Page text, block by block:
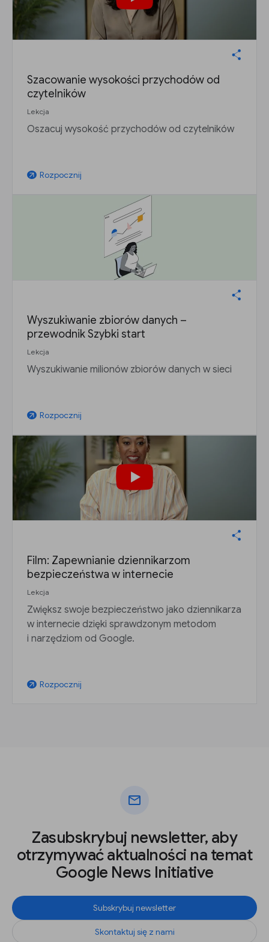
Szacowanie wysokości przychodów od
czytelników
Lekcja
Oszacuj wysokość przychodów od czytelników
arrow_outward Rozpocznij
Wyszukiwanie zbiorów danych –
przewodnik Szybki start
Lekcja
Wyszukiwanie milionów zbiorów danych w sieci
arrow_outward Rozpocznij
Film: Zapewnianie dziennikarzom
bezpieczeństwa w internecie
Lekcja
Zwiększ swoje bezpieczeństwo jako dziennikarza
w internecie dzięki sprawdzonym metodom
i narzędziom od Google.
arrow_outward Rozpocznij
mail
Zasubskrybuj newsletter, aby
otrzymywać aktualności na temat
Google News Initiative
Subskrybuj newsletter
Skontaktuj się z nami